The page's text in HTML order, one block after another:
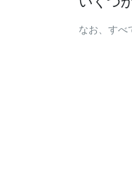
なお、すべ